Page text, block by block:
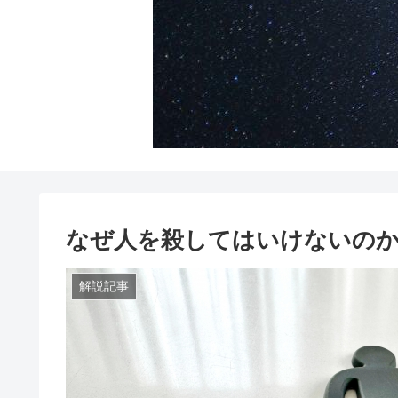
なぜ人を殺してはいけないの
解説記事